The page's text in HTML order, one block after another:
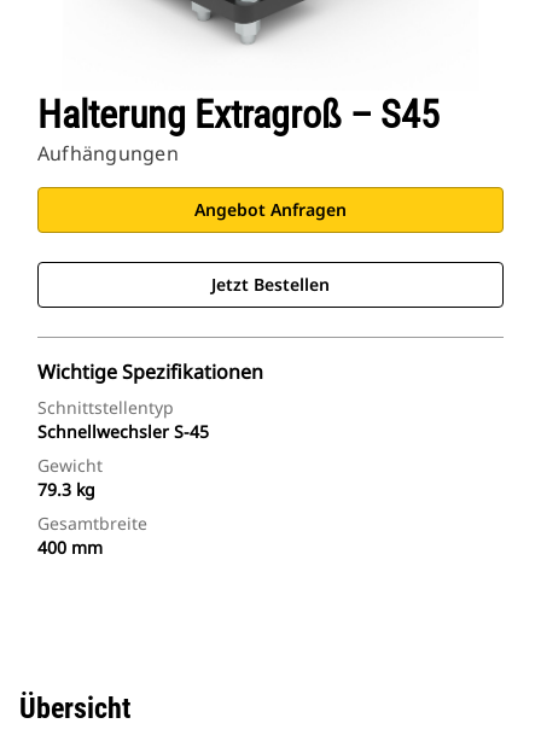
Halterung Extragroß – S45
Aufhängungen
Angebot Anfragen
Jetzt Bestellen
Wichtige Spezifikationen
Schnittstellentyp
Schnellwechsler S-45
Gewicht
79.3 kg
Gesamtbreite
400 mm
Übersicht